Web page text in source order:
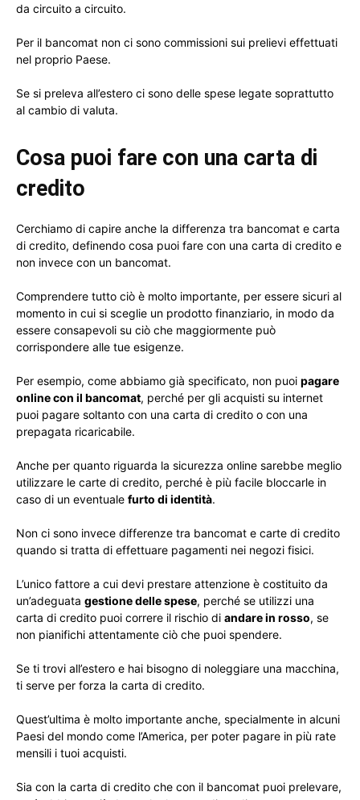
da circuito a circuito.
Per il bancomat non ci sono commissioni sui prelievi effettuati
nel proprio Paese.
Se si preleva all’estero ci sono delle spese legate soprattutto
al cambio di valuta.
Cosa puoi fare con una carta di
credito
Cerchiamo di capire anche la differenza tra bancomat e carta
di credito, definendo cosa puoi fare con una carta di credito e
non invece con un bancomat.
Comprendere tutto ciò è molto importante, per essere sicuri al
momento in cui si sceglie un prodotto finanziario, in modo da
essere consapevoli su ciò che maggiormente può
corrispondere alle tue esigenze.
Per esempio, come abbiamo già specificato, non puoi pagare
online con il bancomat, perché per gli acquisti su internet
puoi pagare soltanto con una carta di credito o con una
prepagata ricaricabile.
Anche per quanto riguarda la sicurezza online sarebbe meglio
utilizzare le carte di credito, perché è più facile bloccarle in
caso di un eventuale furto di identità.
Non ci sono invece differenze tra bancomat e carte di credito
quando si tratta di effettuare pagamenti nei negozi fisici.
L’unico fattore a cui devi prestare attenzione è costituito da
un’adeguata gestione delle spese, perché se utilizzi una
carta di credito puoi correre il rischio di andare in rosso, se
non pianifichi attentamente ciò che puoi spendere.
Se ti trovi all’estero e hai bisogno di noleggiare una macchina,
ti serve per forza la carta di credito.
Quest’ultima è molto importante anche, specialmente in alcuni
Paesi del mondo come l’America, per poter pagare in più rate
mensili i tuoi acquisti.
Sia con la carta di credito che con il bancomat puoi prelevare,